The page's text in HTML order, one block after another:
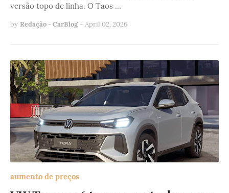
versão topo de linha. O Taos …
by Redação - CarBlog - April 02, 2026
aumento de preços